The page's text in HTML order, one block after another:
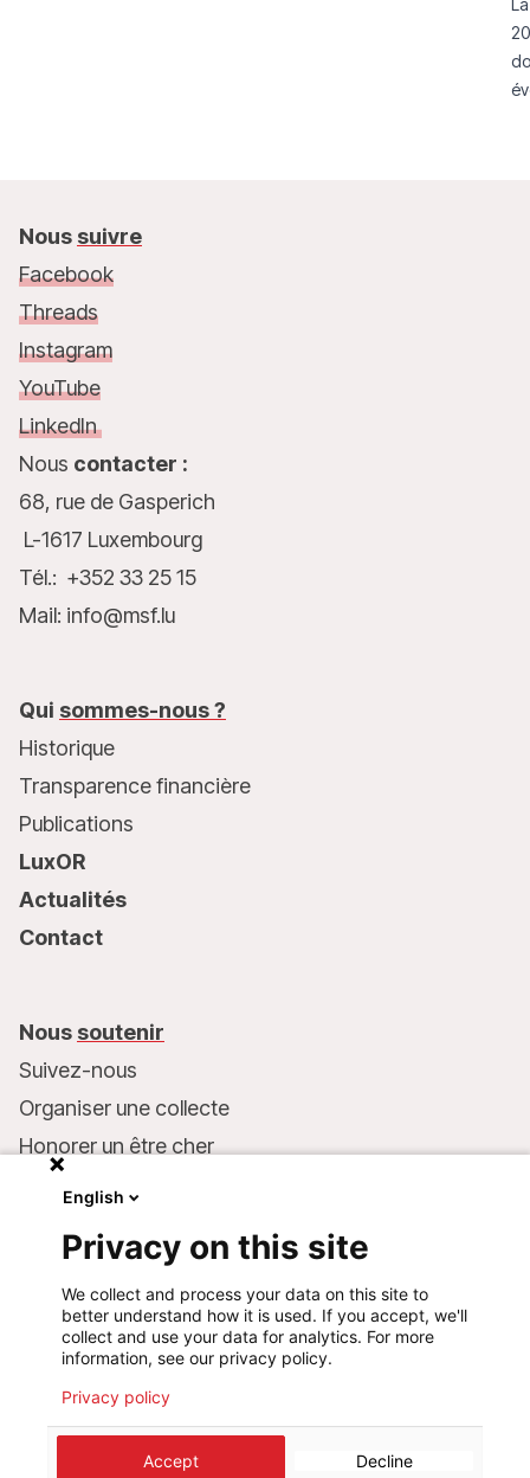
Nous suivre
Facebook
Threads
Instagram
YouTube
LinkedIn
Nous contacter :
68, rue de Gasperich
L-1617 Luxembourg
Tél.: +352 33 25 15
Mail: info@msf.lu
Qui sommes-nous ?
Historique
Transparence financière
Publications
LuxOR
Actualités
Contact
Nous soutenir
Suivez-nous
Organiser une collecte
Honorer un être cher
Faire un don
Coordonnées bancaires :
LU75 1111 0000 4848 0000
Comportement responsable
Médecins Sans Frontières Luxembourg
English
Privacy on this site
We collect and process your data on this site to
better understand how it is used. If you accept, we'll
collect and use your data for analytics. For more
information, see our privacy policy.
Privacy policy
Accept Decline